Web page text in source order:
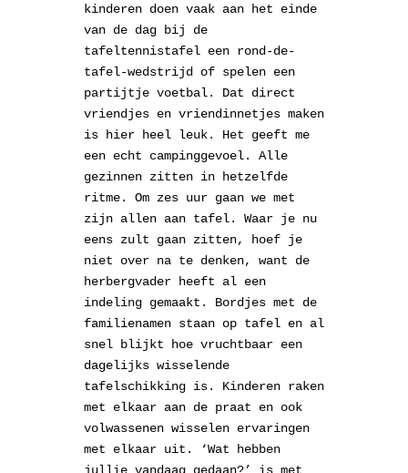
kinderen doen vaak aan het einde
van de dag bij de
tafeltennistafel een rond-de-
tafel-wedstrijd of spelen een
partijtje voetbal. Dat direct
vriendjes en vriendinnetjes maken
is hier heel leuk. Het geeft me
een echt campinggevoel. Alle
gezinnen zitten in hetzelfde
ritme. Om zes uur gaan we met
zijn allen aan tafel. Waar je nu
eens zult gaan zitten, hoef je
niet over na te denken, want de
herbergvader heeft al een
indeling gemaakt. Bordjes met de
familienamen staan op tafel en al
snel blijkt hoe vruchtbaar een
dagelijks wisselende
tafelschikking is. Kinderen raken
met elkaar aan de praat en ook
volwassenen wisselen ervaringen
met elkaar uit. ‘Wat hebben
jullie vandaag gedaan?’ is met